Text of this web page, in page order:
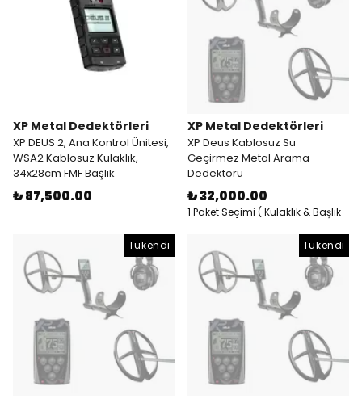
XP Metal Dedektörleri
XP DEUS 2, Ana Kontrol Ünitesi,
WSA2 Kablosuz Kulaklık,
34x28cm FMF Başlık
₺ 87,500.00
XP Metal Dedektörleri
XP Deus Kablosuz Su
Geçirmez Metal Arama
Dedektörü
₺ 32,000.00
1 Paket Seçimi ( Kulaklık & Başlık
Tükendi
Tükendi